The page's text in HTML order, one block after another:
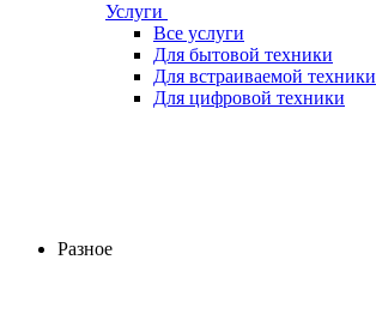
Услуги
Все услуги
Для бытовой техники
Для встраиваемой техники
Для цифровой техники
Разное